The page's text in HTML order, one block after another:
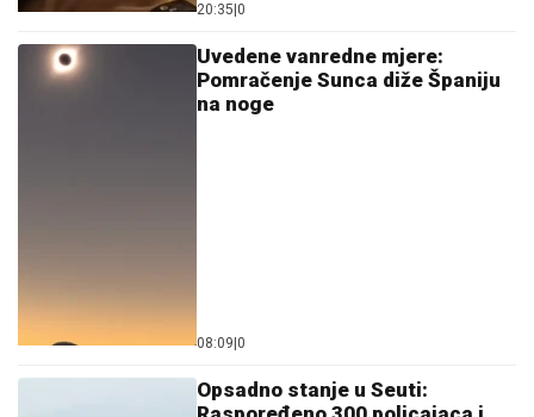
20:35 0
Uvedene vanredne mjere:
Pomračenje Sunca diže Španiju
na noge
08:09 0
Opsadno stanje u Seuti: